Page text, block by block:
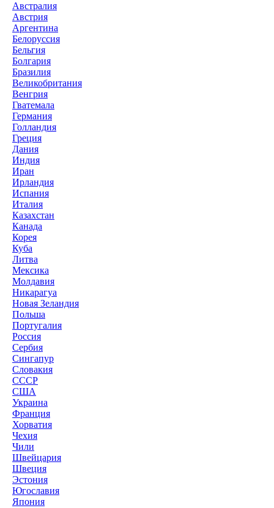
Австралия
Австрия
Аргентина
Белоруссия
Бельгия
Болгария
Бразилия
Великобритания
Венгрия
Гватемала
Германия
Голландия
Греция
Дания
Индия
Иран
Ирландия
Испания
Италия
Казахстан
Канада
Корея
Куба
Литва
Мексика
Молдавия
Никарагуа
Новая Зеландия
Польша
Португалия
Россия
Сербия
Сингапур
Словакия
СССР
США
Украина
Франция
Хорватия
Чехия
Чили
Швейцария
Швеция
Эстония
Югославия
Япония